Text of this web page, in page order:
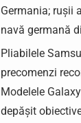
Germania; rușii
navă germană
Pliabilele
precomenzi
Modelele
depășit